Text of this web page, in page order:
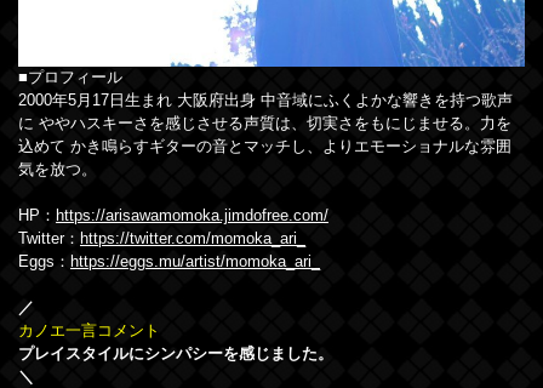
■プロフィール
2000年5月17日生まれ 大阪府出身 中音域にふくよかな響きを持つ歌声
に ややハスキーさを感じさせる声質は、切実さをもにじませる。力を
込めて かき鳴らすギターの音とマッチし、よりエモーショナルな雰囲
気を放つ。
HP： https://arisawamomoka.jimdofree.com/
Twitter： https://twitter.com/momoka_ari_
Eggs： https://eggs.mu/artist/momoka_ari_
／
カノエ一言コメント
プレイスタイルにシンパシーを感じました。
＼